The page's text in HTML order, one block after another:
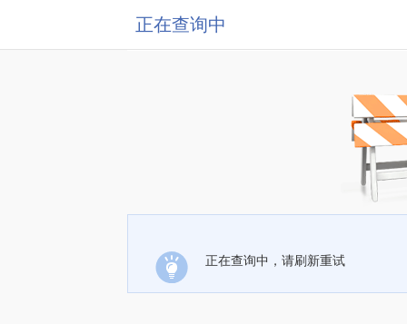
正在查询中
正在查询中，请刷新重试